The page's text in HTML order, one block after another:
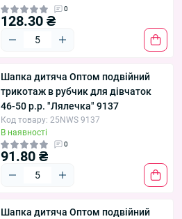
0
128.30 ₴
Шапка дитяча Оптом подвійний
трикотаж в рубчик для дівчаток
46-50 р.р. "Лялечка" 9137
Код товару: 25NWS 9137
В наявності
0
91.80 ₴
Шапка дитяча Оптом подвійний